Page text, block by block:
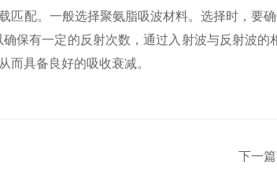
匹配。一般选择聚氨脂吸波材料。选择时，要
保有一定的反射次数，通过入射波与反射波
而具备良好的吸收衰减。
下一篇